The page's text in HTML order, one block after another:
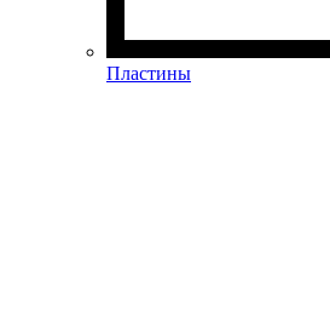
Пластины